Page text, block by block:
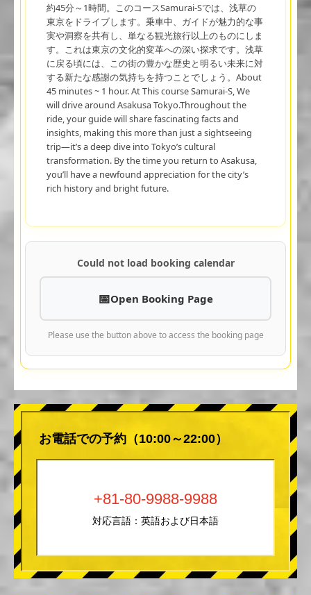
約45分～1時間。このコースSamurai-Sでは、浅草の
東京をドライブします。乗車中、ガイドが魅力的な事
実や洞察を共有し、単なる観光旅行以上のものにしま
す。これは東京の文化的変革への深い探求です。浅草
に戻る頃には、この街の豊かな歴史と明るい未来に対
する新たな感謝の気持ちを持つことでしょう。About
45 minutes ~ 1 hour. At This course Samurai-S, We
will drive around Asakusa Tokyo.Throughout the
ride, your guide will share fascinating facts and
insights, making this more than just a sightseeing
trip—it’s a deep dive into Tokyo’s cultural
transformation. By the time you return to Asakusa,
you’ll have a newfound appreciation for the city’s
rich history and bright future.
Could not load booking calendar
Open Booking Page
Please use the button above to access the booking page
お電話での予約（10:00～22:00）
+81-80-9988-9988
対応言語：英語および日本語